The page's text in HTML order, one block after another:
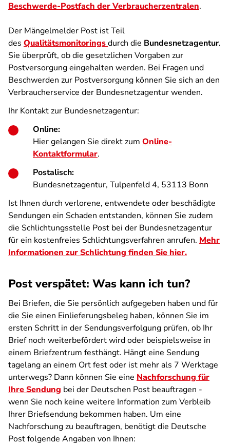
Beschwerde-Postfach der Verbraucherzentralen.
Der Mängelmelder Post ist Teil
des Qualitätsmonitoringsdurch die Bundesnetzagentur.
Sie überprüft, ob die gesetzlichen Vorgaben zur
Postversorgung eingehalten werden. Bei Fragen und
Beschwerden zur Postversorgung können Sie sich an den
Verbraucherservice der Bundesnetzagentur wenden.
Ihr Kontakt zur Bundesnetzagentur:
Online:
Hier gelangen Sie direkt zum Online-
Kontaktformular.
Postalisch:
Bundesnetzagentur, Tulpenfeld 4, 53113 Bonn
Ist Ihnen durch verlorene, entwendete oder beschädigte
Sendungen ein Schaden entstanden, können Sie zudem
die Schlichtungsstelle Post bei der Bundesnetzagentur
für ein kostenfreies Schlichtungsverfahren anrufen. Mehr
Informationen zur Schlichtung finden Sie hier.
Post verspätet: Was kann ich tun?
Bei Briefen, die Sie persönlich aufgegeben haben und für
die Sie einen Einlieferungsbeleg haben, können Sie im
ersten Schritt in der Sendungsverfolgung prüfen, ob Ihr
Brief noch weiterbefördert wird oder beispielsweise in
einem Briefzentrum festhängt. Hängt eine Sendung
tagelang an einem Ort fest oder ist mehr als 7 Werktage
unterwegs? Dann können Sie eine Nachforschung für
Ihre Sendung bei der Deutschen Post beauftragen -
wenn Sie noch keine weitere Information zum Verbleib
Ihrer Briefsendung bekommen haben. Um eine
Nachforschung zu beauftragen, benötigt die Deutsche
Post folgende Angaben von Ihnen: